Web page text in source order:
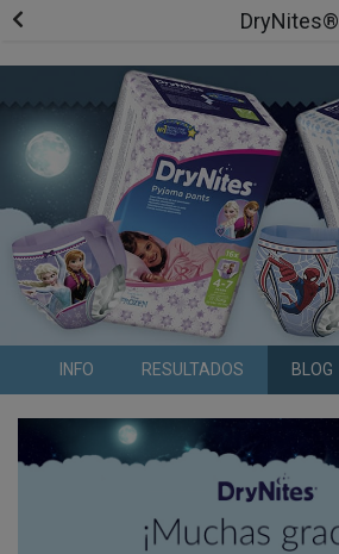
DryNites®
INFO RESULTADOS BLOG